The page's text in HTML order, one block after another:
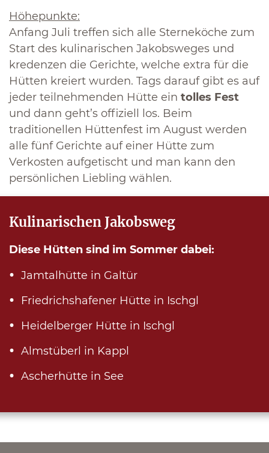
Höhepunkte:
Anfang Juli treffen sich alle Sterneköche zum
Start des kulinarischen Jakobsweges und
kredenzen die Gerichte, welche extra für die
Hütten kreiert wurden. Tags darauf gibt es auf
jeder teilnehmenden Hütte ein tolles Fest
und dann geht’s offiziell los. Beim
traditionellen Hüttenfest im August werden
alle fünf Gerichte auf einer Hütte zum
Verkosten aufgetischt und man kann den
persönlichen Liebling wählen.
Kulinarischen Jakobsweg
Diese Hütten sind im Sommer dabei:
Jamtalhütte in Galtür
Friedrichshafener Hütte in Ischgl
Heidelberger Hütte in Ischgl
Almstüberl in Kappl
Ascherhütte in See